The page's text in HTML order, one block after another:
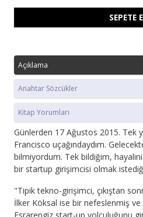
SEPETE
Açıklama
Anahtar Sözcükler
Kitap Yorumları
Günlerden 17 Ağustos 2015. Tek
Francisco uçağındaydım.
bilmiyordum. Tek bildiğim,
bir startup girişimcisi olmak
"Tipik tekno-girişimci, çıkıştan
İlker Köksal ise bir nefeslenmiş ve